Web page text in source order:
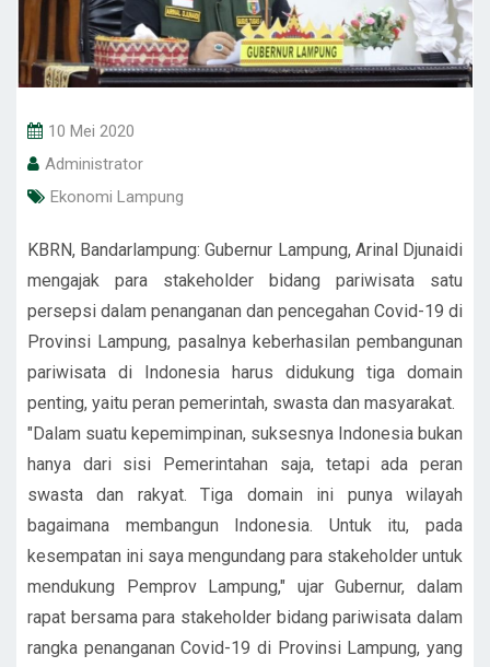
10 Mei 2020
Administrator
Ekonomi Lampung
KBRN, Bandarlampung: Gubernur Lampung, Arinal Djunaidi
mengajak para stakeholder bidang pariwisata satu
persepsi dalam penanganan dan pencegahan Covid-19 di
Provinsi Lampung, pasalnya keberhasilan pembangunan
pariwisata di Indonesia harus didukung tiga domain
penting, yaitu peran pemerintah, swasta dan masyarakat.
"Dalam suatu kepemimpinan, suksesnya Indonesia bukan
hanya dari sisi Pemerintahan saja, tetapi ada peran
swasta dan rakyat. Tiga domain ini punya wilayah
bagaimana membangun Indonesia. Untuk itu, pada
kesempatan ini saya mengundang para stakeholder untuk
mendukung Pemprov Lampung," ujar Gubernur, dalam
rapat bersama para stakeholder bidang pariwisata dalam
rangka penanganan Covid-19 di Provinsi Lampung, yang